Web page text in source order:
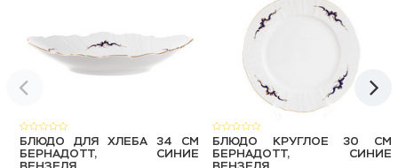
БЛЮДО ДЛЯ ХЛЕБА 34 СМ
БЕРНАДОТТ, СИНИЕ
БЛЮДО КРУГЛОЕ 30 СМ
БЕРНАДОТТ, СИНИЕ